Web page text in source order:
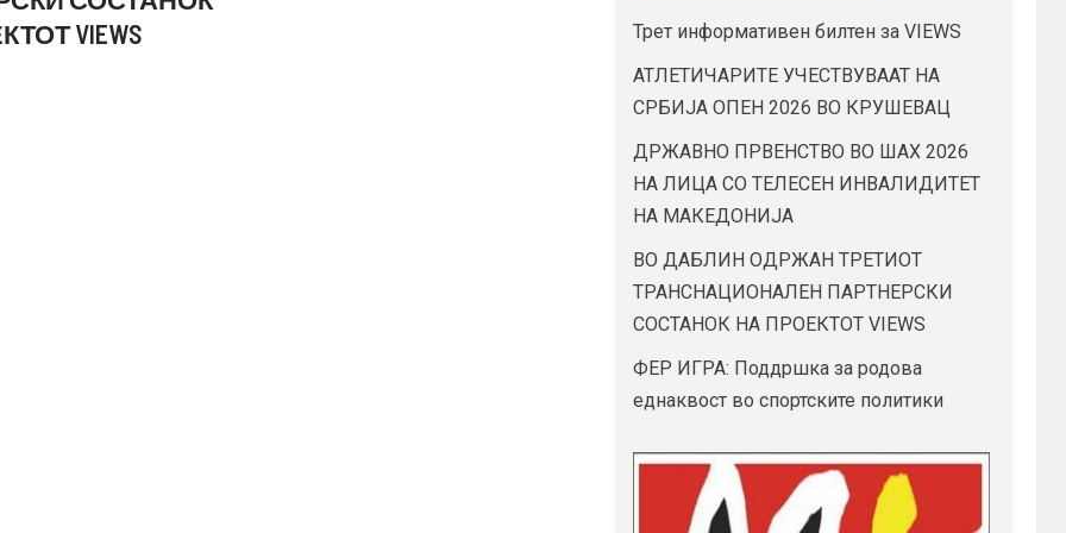
VIEWS
Трет информативен билтен за VIEWS
АТЛЕТИЧАРИТЕ УЧЕСТВУВААТ НА
СРБИЈА ОПЕН 2026 ВО КРУШЕВАЦ
ДРЖАВНО ПРВЕНСТВО ВО ШАХ 2026
НА ЛИЦА СО ТЕЛЕСЕН ИНВАЛИДИТЕТ
НА МАКЕДОНИЈА
ВО ДАБЛИН ОДРЖАН ТРЕТИОТ
ТРАНСНАЦИОНАЛЕН ПАРТНЕРСКИ
СОСТАНОК НА ПРОЕКТОТ VIEWS
ФЕР ИГРА: Поддршка за родова
еднаквост во спортските политики